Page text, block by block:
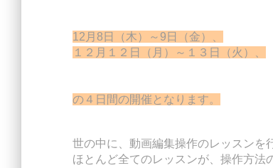
12月8日（木）～9日（金）、
１２月１２日（月）～１３日（火）、
の４日間の開催となります。
世の中に、動画編集操作のレッスンを
ほとんど全てのレッスンが、操作方法